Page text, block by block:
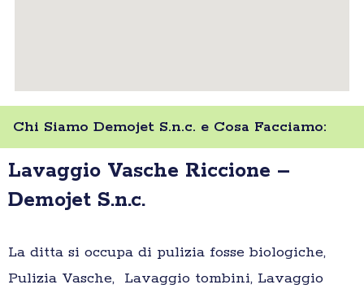
Chi Siamo Demojet S.n.c. e Cosa Facciamo:
Lavaggio Vasche Riccione –
Demojet S.n.c.
La ditta si occupa di pulizia fosse biologiche,
Pulizia Vasche, Lavaggio tombini, Lavaggio